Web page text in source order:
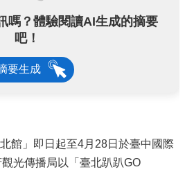
嗎？體驗閱讀AI生成的摘要
吧！
要生成
館」即日起至4月28日於臺中國際
光傳播局以「臺北趴趴GO